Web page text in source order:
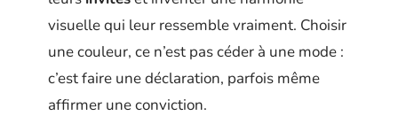
visuelle qui leur ressemble vraiment. Choisir
une couleur, ce n’est pas céder à une mode :
c’est faire une déclaration, parfois même
affirmer une conviction.